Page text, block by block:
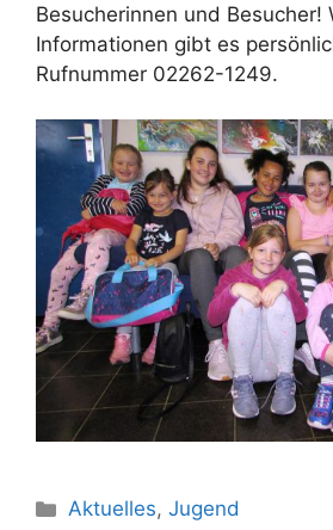
Besucherinnen und Besucher!
Informationen gibt es
Rufnummer 02262-1249.
Kategorien
Aktuelles,Jugend